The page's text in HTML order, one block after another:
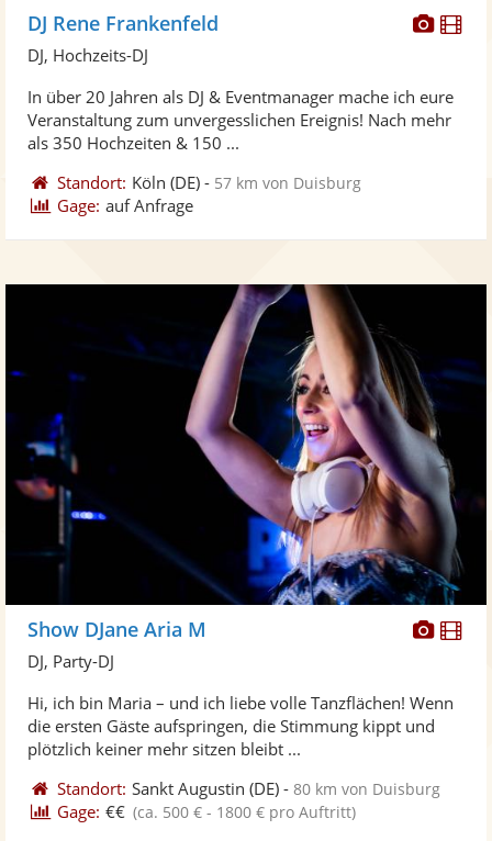
Fotos
DJ Rene Frankenfeld
DJ, Hochzeits-DJ
In über 20 Jahren als DJ & Eventmanager mache ich eure
Veranstaltung zum unvergesslichen Ereignis! Nach mehr
als 350 Hochzeiten & 150 ...
Standort: Köln (DE) - 57 km von Duisburg
Gage: auf Anfrage
Fotos
Show DJane Aria M
DJ, Party-DJ
Hi, ich bin Maria – und ich liebe volle Tanzflächen! Wenn
die ersten Gäste aufspringen, die Stimmung kippt und
plötzlich keiner mehr sitzen bleibt ...
Standort: Sankt Augustin (DE) -80 km von Duisburg
Gage: €€ (ca. 500 € - 1800 € pro Auftritt)